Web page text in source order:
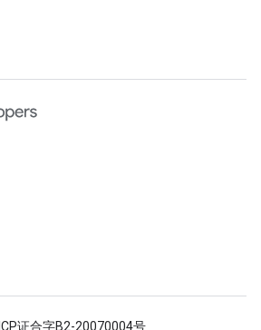
ICP证合字B2-20070004号